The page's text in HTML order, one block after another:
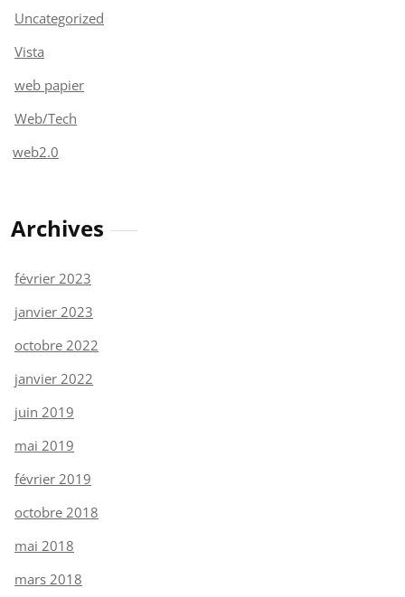
Uncategorized
Vista
web papier
Web/Tech
web2.0
Archives
février 2023
janvier 2023
octobre 2022
janvier 2022
juin 2019
mai 2019
février 2019
octobre 2018
mai 2018
mars 2018